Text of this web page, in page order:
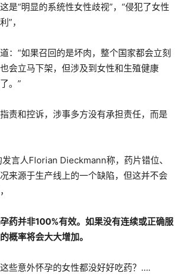
是“明显的系统性女性歧视”，“侵犯了女性
”，
：“如果召回的是坏肉，整个国家都会立刻
会立马下架，但涉及到女性和生殖健康
。”
责和控诉，涉事多方没有承担责任，而是
言人Florian Dieckmann称，药片错位、
来源于生产线上的一个缺陷，但这并不会
药并非100%有效。如果没有连续或正确服
概率将会大大增加。
些意外怀孕的女性都没好好吃药？….